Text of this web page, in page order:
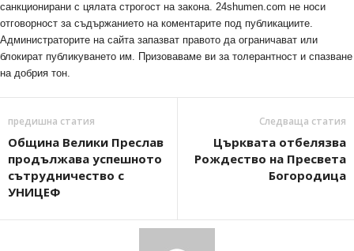
санкционирани с цялата строгост на закона. 24shumen.com не носи
отговорност за съдържанието на коментарите под публикациите.
Администраторите на сайта запазват правото да ограничават или
блокират публикуването им. Призоваваме ви за толерантност и спазване
на добрия тон.
предишна статия
Община Велики Преслав
продължава успешното
сътрудничество с
УНИЦЕФ
Следваща статия
Църквата отбелязва
Рождество на Пресвета
Богородица